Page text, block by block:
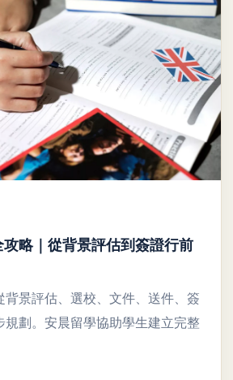
略｜從背景評估到簽證行前
背景評估、選校、文件、送件、簽
規劃。安晨留學協助學生建立完整